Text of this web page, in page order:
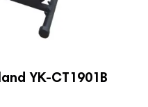
YK-CT1901B